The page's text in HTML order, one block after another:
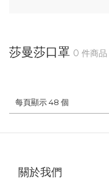
莎曼莎口罩 0 件商品
每頁顯示 48 個
關於我們